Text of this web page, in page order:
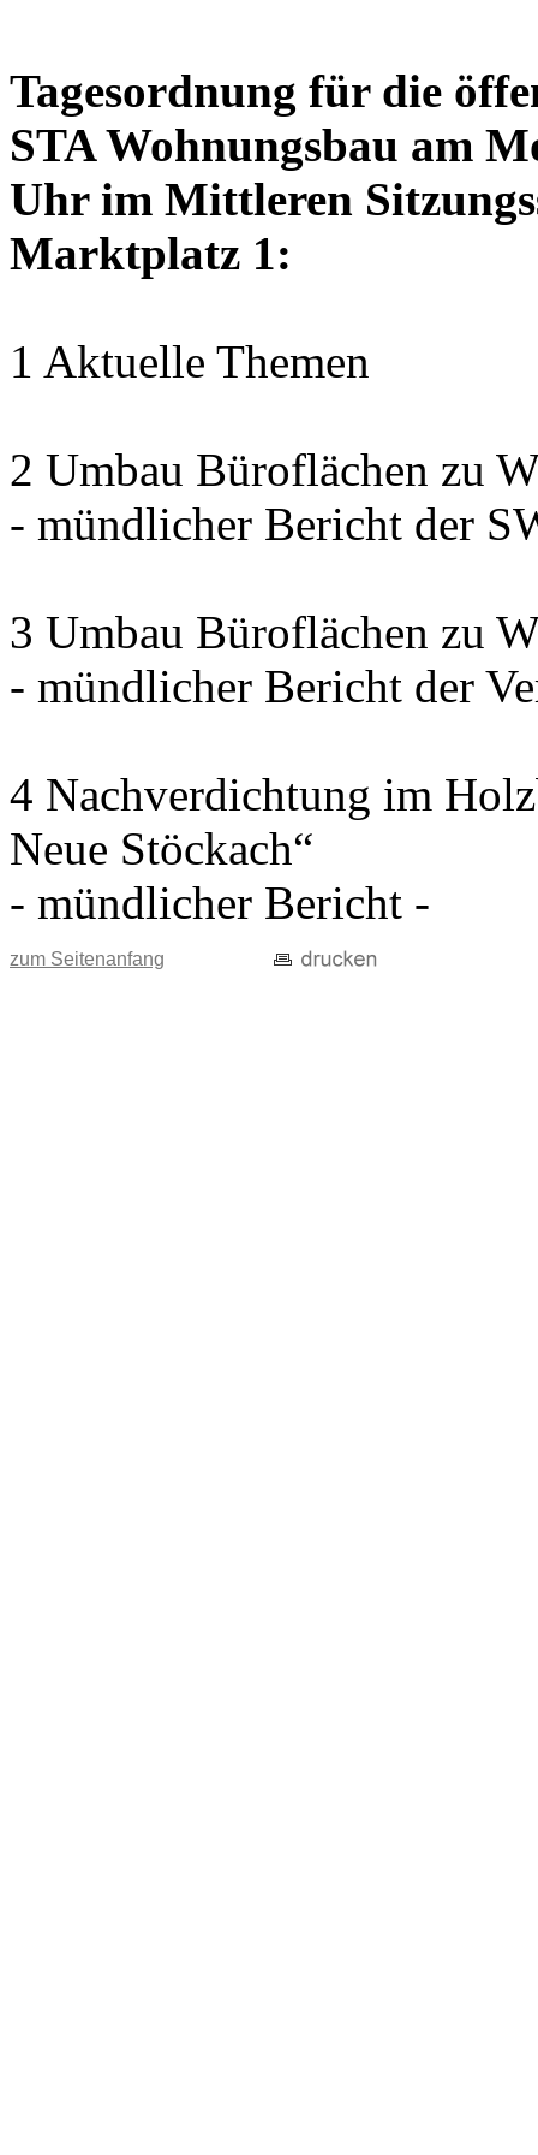
Tagesordnung für die
STA Wohnungsbau am
Uhr im Mittleren
Marktplatz 1:
1 Aktuelle Themen
2 Umbau Büroflächen zu
- mündlicher Bericht der
3 Umbau Büroflächen zu
- mündlicher Bericht der
4 Nachverdichtung im
Neue Stöckach“
- mündlicher Bericht -
zum Seitenanfang